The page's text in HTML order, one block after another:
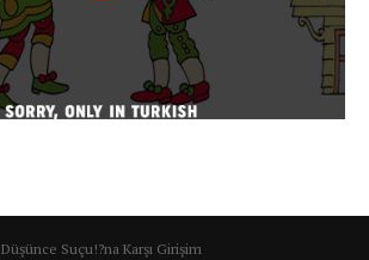
Düşünce Suçu!?na Karşı Girişim